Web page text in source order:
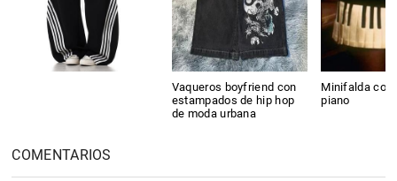
Vaqueros boyfriend con
estampados de hip hop
de moda urbana
Minifalda con
piano
COMENTARIOS